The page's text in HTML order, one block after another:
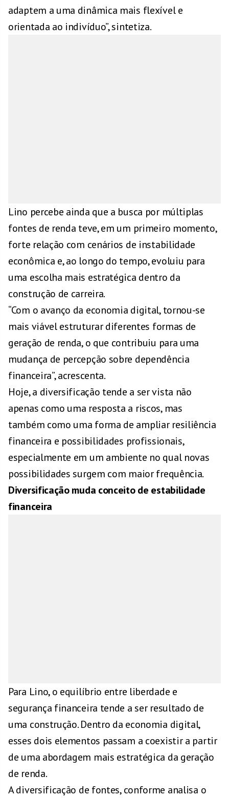
adaptem a uma dinâmica mais flexível e
orientada ao indivíduo”, sintetiza.
Lino percebe ainda que a busca por múltiplas
fontes de renda teve, em um primeiro momento,
forte relação com cenários de instabilidade
econômica e, ao longo do tempo, evoluiu para
uma escolha mais estratégica dentro da
construção de carreira.
“Com o avanço da economia digital, tornou-se
mais viável estruturar diferentes formas de
geração de renda, o que contribuiu para uma
mudança de percepção sobre dependência
financeira”, acrescenta.
Hoje, a diversificação tende a ser vista não
apenas como uma resposta a riscos, mas
também como uma forma de ampliar resiliência
financeira e possibilidades profissionais,
especialmente em um ambiente no qual novas
possibilidades surgem com maior frequência.
Diversificação muda conceito de estabilidade
financeira
Para Lino, o equilíbrio entre liberdade e
segurança financeira tende a ser resultado de
uma construção. Dentro da economia digital,
esses dois elementos passam a coexistir a partir
de uma abordagem mais estratégica da geração
de renda.
A diversificação de fontes, conforme analisa o